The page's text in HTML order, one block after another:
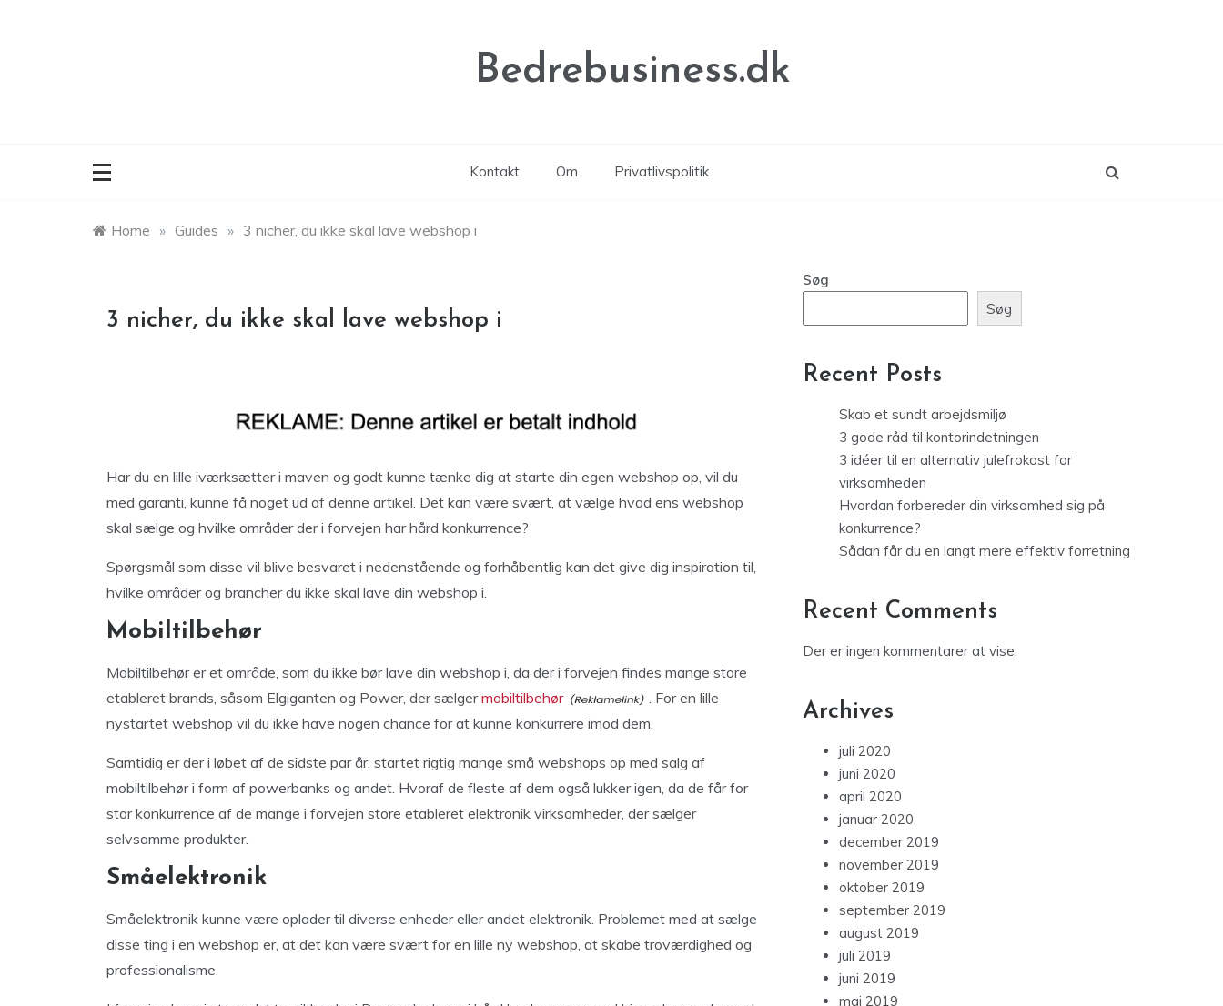
Bedrebusiness.dk
Kontakt Om Privatlivspolitik
Home » Guides » 3 nicher, du ikke skal lave webshop i
3 nicher, du ikke skal lave webshop i
Har du en lille iværksætter i maven og godt kunne tænke dig at starte din egen webshop op, vil du
med garanti, kunne få noget ud af denne artikel. Det kan være svært, at vælge hvad ens webshop
skal sælge og hvilke områder der i forvejen har hård konkurrence?
Spørgsmål som disse vil blive besvaret i nedenstående og forhåbentlig kan det give dig inspiration til,
hvilke områder og brancher du ikke skal lave din webshop i.
Mobiltilbehør
Mobiltilbehør er et område, som du ikke bør lave din webshop i, da der i forvejen findes mange store
etableret brands, såsom Elgiganten og Power, der sælgermobiltilbehør
. For en lille
nystartet webshop vil du ikke have nogen chance for at kunne konkurrere imod dem.
Samtidig er der i løbet af de sidste par år, startet rigtig mange små webshops op med salg af
mobiltilbehør i form af powerbanks og andet. Hvoraf de fleste af dem også lukker igen, da de får for
stor konkurrence af de mange i forvejen store etableret elektronik virksomheder, der sælger
selvsamme produkter.
Småelektronik
Småelektronik kunne være oplader til diverse enheder eller andet elektronik. Problemet med at sælge
disse ting i en webshop er, at det kan være svært for en lille ny webshop, at skabe troværdighed og
professionalisme.
Søg
Søg
Recent Posts
Skab et sundt arbejdsmiljø
3 gode råd til kontorindetningen
3 idéer til en alternativ julefrokost for
virksomheden
Hvordan forbereder din virksomhed sig på
konkurrence?
Sådan får du en langt mere effektiv forretning
Recent Comments
Der er ingen kommentarer at vise.
Archives
juli 2020
juni 2020
april 2020
januar 2020
december 2019
november 2019
oktober 2019
september 2019
august 2019
juli 2019
juni 2019
maj 2019